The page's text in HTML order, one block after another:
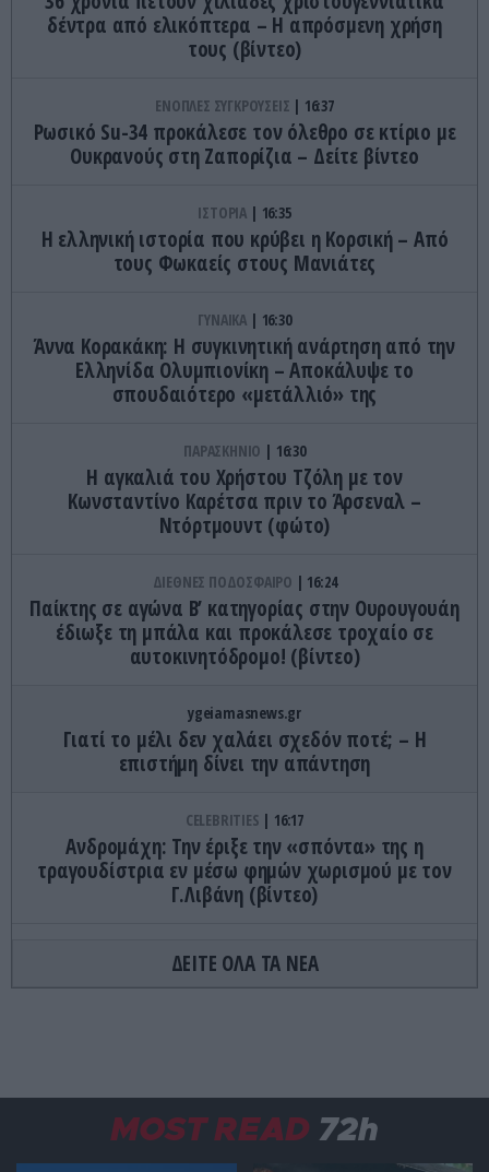
δέντρα από ελικόπτερα – Η απρόσμενη χρήση
τους (βίντεο)
ΕΝΟΠΛΕΣ ΣΥΓΚΡΟΥΣΕΙΣ 16:37
Ρωσικό Su-34 προκάλεσε τον όλεθρο σε κτίριο με
Ουκρανούς στη Ζαπορίζια – Δείτε βίντεο
ΙΣΤΟΡΙΑ 16:35
Η ελληνική ιστορία που κρύβει η Κορσική – Από
τους Φωκαείς στους Μανιάτες
ΓΥΝΑΙΚΑ 16:30
Άννα Κορακάκη: Η συγκινητική ανάρτηση από την
Ελληνίδα Ολυμπιονίκη – Αποκάλυψε το
σπουδαιότερο «μετάλλιό» της
ΠΑΡΑΣΚΗΝΙΟ 16:30
Η αγκαλιά του Χρήστου Τζόλη με τον
Κωνσταντίνο Καρέτσα πριν το Άρσεναλ –
Ντόρτμουντ (φώτο)
ΔΙΕΘΝΕΣ ΠΟΔΟΣΦΑΙΡΟ 16:24
Παίκτης σε αγώνα Β’ κατηγορίας στην Ουρουγουάη
έδιωξε τη μπάλα και προκάλεσε τροχαίο σε
αυτοκινητόδρομο! (βίντεο)
ygeiamasnews.gr
Γιατί το μέλι δεν χαλάει σχεδόν ποτέ; – Η
επιστήμη δίνει την απάντηση
CELEBRITIES 16:17
Ανδρομάχη: Την έριξε την «σπόντα» της η
τραγουδίστρια εν μέσω φημών χωρισμού με τον
Γ.Λιβάνη (βίντεο)
ΔΙΕΘΝΗΣ ΑΣΦΑΛΕΙΑ 16:17
Β.Ζελένσκι: «Η Ρωσία αναπτύσσει 50.000
– Πού βρίσκεται η χώρα μας
ΔΕΙΤΕ ΟΛΑ ΤΑ ΝΕΑ
MOST READ 72h